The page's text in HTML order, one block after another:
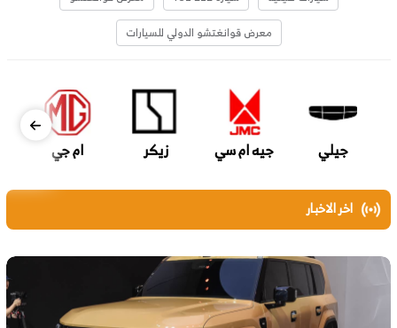
معرض قوانغتشو الدولي للسيارات
جيلي جيه ام سي زيكر ام جي
اخر الاخبار